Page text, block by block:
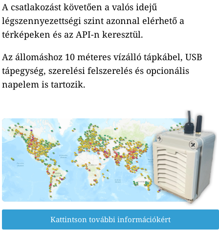
A csatlakozást követően a valós idejű
légszennyezettségi szint azonnal elérhető a
térképeken és az API-n keresztül.
Az állomáshoz 10 méteres vízálló tápkábel, USB
tápegység, szerelési felszerelés és opcionális
napelem is tartozik.
Kattintson további információkért